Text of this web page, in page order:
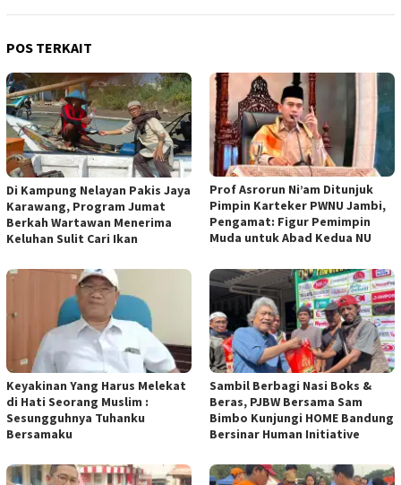
POS TERKAIT
Di Kampung Nelayan Pakis Jaya
Karawang, Program Jumat
Berkah Wartawan Menerima
Keluhan Sulit Cari Ikan
Prof Asrorun Ni’am Ditunjuk
Pimpin Karteker PWNU Jambi,
Pengamat: Figur Pemimpin
Muda untuk Abad Kedua NU
Keyakinan Yang Harus Melekat
di Hati Seorang Muslim :
Sesungguhnya Tuhanku
Bersamaku
Sambil Berbagi Nasi Boks &
Beras, PJBW Bersama Sam
Bimbo Kunjungi HOME Bandung
Bersinar Human Initiative